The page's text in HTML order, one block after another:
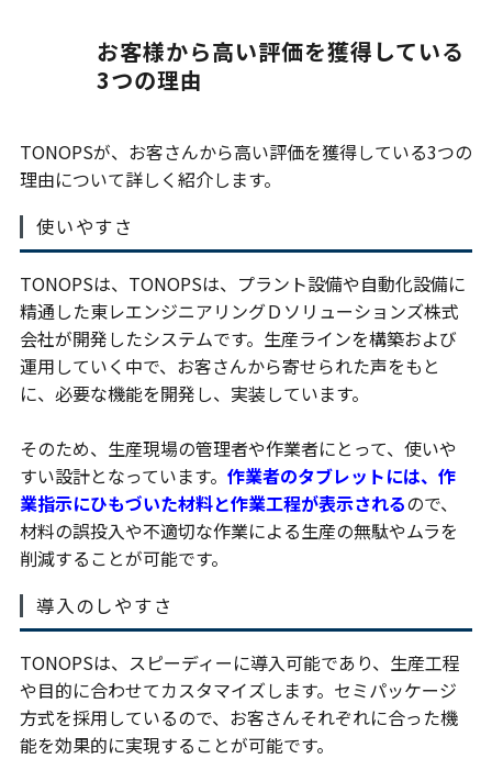
お客様から高い評価を獲得している
3つの理由
TONOPSが、お客さんから高い評価を獲得している3つの
理由について詳しく紹介します。
使いやすさ
TONOPSは、TONOPSは、プラント設備や自動化設備に
精通した東レエンジニアリングＤソリューションズ株式
会社が開発したシステムです。生産ラインを構築および
運用していく中で、お客さんから寄せられた声をもと
に、必要な機能を開発し、実装しています。
そのため、生産現場の管理者や作業者にとって、使いや
すい設計となっています。 作業者のタブレットには、作
業指示にひもづいた材料と作業工程が表示されるので、
材料の誤投入や不適切な作業による生産の無駄やムラを
削減することが可能です。
導入のしやすさ
TONOPSは、スピーディーに導入可能であり、生産工程
や目的に合わせてカスタマイズします。セミパッケージ
方式を採用しているので、お客さんそれぞれに合った機
能を効果的に実現することが可能です。